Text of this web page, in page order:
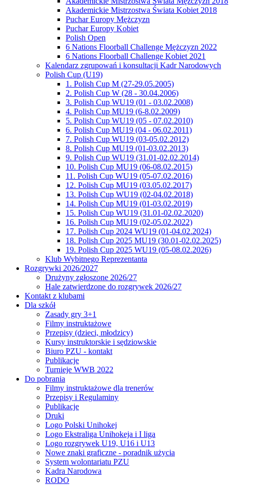
Akademickie Mistrzostwa Świata Kobiet 2018
Puchar Europy Mężczyzn
Puchar Europy Kobiet
Polish Open
6 Nations Floorball Challenge Mężczyzn 2022
6 Nations Floorball Challenge Kobiet 2021
Kalendarz zgrupowań i konsultacji Kadr Narodowych
Polish Cup (U19)
1. Polish Cup M (27-29.05.2005)
2. Polish Cup W (28 - 30.04.2006)
3. Polish Cup WU19 (01 - 03.02.2008)
4. Polish Cup MU19 (6-8.02.2009)
5. Polish Cup WU19 (05 - 07.02.2010)
6. Polish Cup MU19 (04 - 06.02.2011)
7. Polish Cup WU19 (03-05.02.2012)
8. Polish Cup MU19 (01-03.02.2013)
9. Polish Cup WU19 (31.01-02.02.2014)
10. Polish Cup MU19 (06-08.02.2015)
11. Polish Cup WU19 (05-07.02.2016)
12. Polish Cup MU19 (03.05.02.2017)
13. Polish Cup WU19 (02-04.02.2018)
14. Polish Cup MU19 (01-03.02.2019)
15. Polish Cup WU19 (31.01-02.02.2020)
16. Polish Cup MU19 (02-05.02.2022)
17. Polish Cup 2024 WU19 (01-04.02.2024)
18. Polish Cup 2025 MU19 (30.01-02.02.2025)
19. Polish Cup 2025 WU19 (05-08.02.2026)
Klub Wybitnego Reprezentanta
Rozgrywki 2026/2027
Drużyny zgłoszone 2026/27
Hale zatwierdzone do rozgrywek 2026/27
Kontakt z klubami
Dla szkół
Zasady gry 3+1
Filmy instruktażowe
Przepisy (dzieci, młodzicy)
Kursy instruktorskie i sędziowskie
Biuro PZU - kontakt
Publikacje
Turnieje WWB 2022
Do pobrania
Filmy instruktażowe dla trenerów
Przepisy i Regulaminy
Publikacje
Druki
Logo Polski Unihokej
Logo Ekstraliga Unihokeja i I liga
Logo rozgrywek U19, U16 i U13
Nowe znaki graficzne - poradnik użycia
System wolontariatu PZU
Kadra Narodowa
RODO